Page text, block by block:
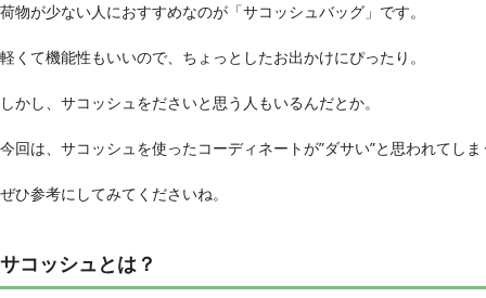
荷物が少ない人におすすめなのが「サコッシュバッグ」です。
軽くて機能性もいいので、ちょっとしたお出かけにぴったり。
しかし、サコッシュをださいと思う人もいるんだとか。
今回は、サコッシュを使ったコーディネートが”ダサい”と思われてし
ぜひ参考にしてみてくださいね。
サコッシュとは？